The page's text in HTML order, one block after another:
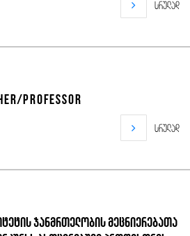
სრულად
Professor
სრულად
ჯანმრთელობის მეცნიერებათა